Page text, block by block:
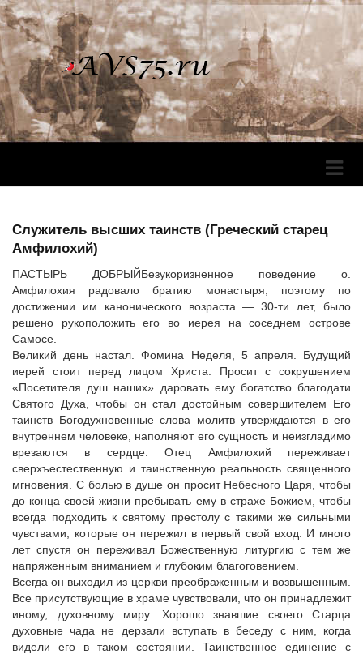
Служитель высших таинств (Греческий старец
Амфилохий)
ПАСТЫРЬ ДОБРЫЙБезукоризненное поведение о.
Амфилохия радовало братию монастыря, поэтому по
достижении им канонического возраста — 30-ти лет, было
решено рукоположить его во иерея на соседнем острове
Самосе.
Великий день настал. Фомина Неделя, 5 апреля. Будущий
иерей стоит перед лицом Христа. Просит с сокрушением
«Посетителя душ наших» даровать ему богатство благодати
Святого Духа, чтобы он стал достойным совершителем Его
таинств Богодухновенные слова молитв утверждаются в его
внутреннем человеке, наполняют его сущность и неизгладимо
врезаются в сердце. Отец Амфилохий переживает
сверхъестественную и таинственную реальность священного
мгновения. С болью в душе он просит Небесного Царя, чтобы
до конца своей жизни пребывать ему в страхе Божием, чтобы
всегда подходить к святому престолу с такими же сильными
чувствами, которые он пережил в первый свой вход. И много
лет спустя он переживал Божественную литургию с тем же
напряженным вниманием и глубоким благоговением.
Всегда он выходил из церкви преображенным и возвышенным.
Все присутствующие в храме чувствовали, что он принадлежит
иному, духовному миру. Хорошо знавшие своего Старца
духовные чада не дерзали вступать в беседу с ним, когда
видели его в таком состоянии. Таинственное единение с